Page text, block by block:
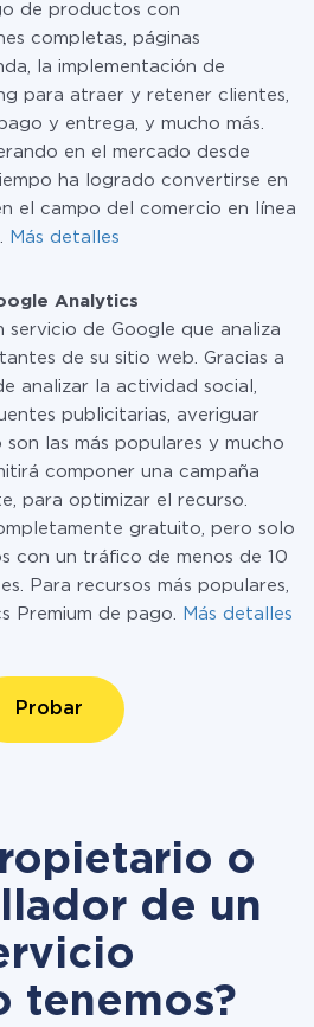
de productos con
completas, páginas
la implementación de
para atraer y retener clientes,
y entrega, y mucho más.
en el mercado desde
ha logrado convertirse en
el campo del comercio en línea
Más detalles
Analytics
servicio de Google que analiza
de su sitio web. Gracias a
analizar la actividad social,
publicitarias, averiguar
son las más populares y mucho
componer una campaña
para optimizar el recurso.
gratuito, pero solo
con un tráfico de menos de 10
Para recursos más populares,
Premium de pago.
Más detalles
Probar
o
de un
tenemos?